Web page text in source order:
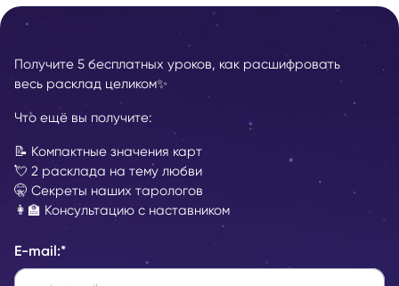
Получите 5 бесплатных уроков, как расшифровать
весь расклад целиком✨
Что ещё вы получите:
📝 Компактные значения карт
💘 2 расклада на тему любви
🤫 Секреты наших тарологов
👩‍🏫 Консультацию с наставником
E-mail:*